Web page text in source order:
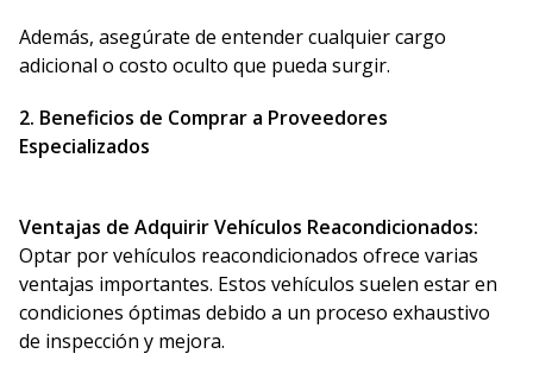
Además, asegúrate de entender cualquier cargo
adicional o costo oculto que pueda surgir.
2. Beneficios de Comprar a Proveedores
Especializados
Ventajas de Adquirir Vehículos Reacondicionados:
Optar por vehículos reacondicionados ofrece varias
ventajas importantes. Estos vehículos suelen estar en
condiciones óptimas debido a un proceso exhaustivo
de inspección y mejora.